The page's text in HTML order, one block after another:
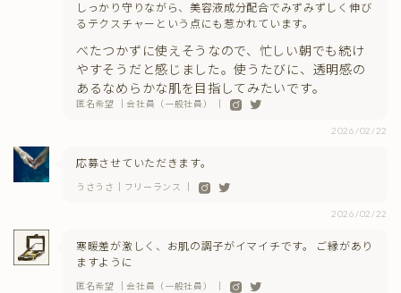
しっかり守りながら、美容液成分配合でみずみずしく伸び
るテクスチャーという点にも惹かれています。
べたつかずに使えそうなので、忙しい朝でも続け
やすそうだと感じました。使うたびに、透明感の
あるなめらかな肌を目指してみたいです。
匿名希望 ｜会社員（一般社員） ｜
2026/02/22
応募させていただきます。
うさうさ｜フリーランス ｜
2026/02/22
寒暖差が激しく、お肌の調子がイマイチです。 ご縁があり
ますように
匿名希望 ｜会社員（一般社員） ｜